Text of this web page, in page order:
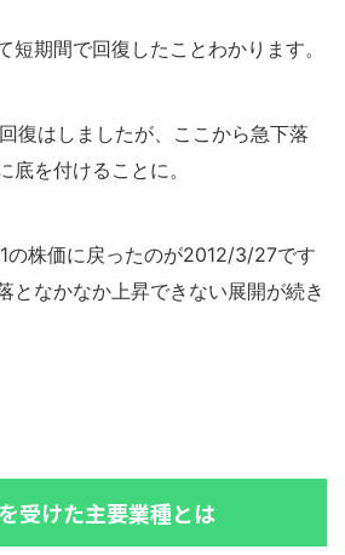
短期間で回復したことわかります。
復はしましたが、ここから急下落
底を付けることに。
の株価に戻ったのが2012/3/27です
となかなか上昇できない展開が続き
受けた主要業種とは